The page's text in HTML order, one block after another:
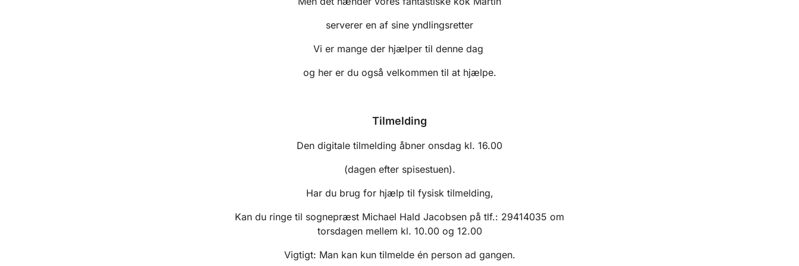
serverer en af sine yndlingsretter
Vi er mange der hjælper til denne dag
og her er du også velkommen til at hjælpe.
Tilmelding
Den digitale tilmelding åbner onsdag kl. 16.00
(dagen efter spisestuen).
Har du brug for hjælp til fysisk tilmelding,
Kan du ringe til sognepræst Michael Hald Jacobsen på tlf.: 29414035 om
torsdagen mellem kl. 10.00 og 12.00
Vigtigt: Man kan kun tilmelde én person ad gangen.